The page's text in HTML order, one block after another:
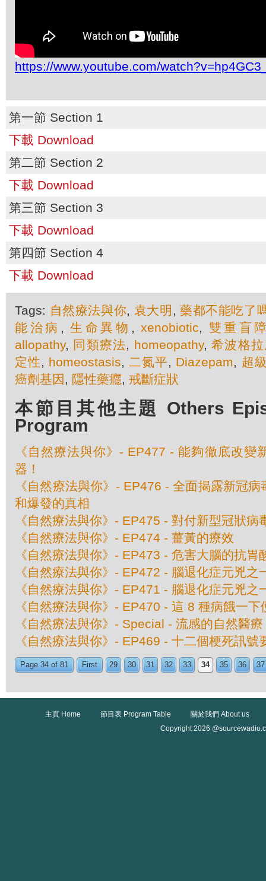
https://www.youtube.com/
第一節 Section 1
下載 Download
第二節 Section 2
下載 Download
第三節 Section 3
下載 Download
第四節 Section 4
下載 Download
Tags: 自然療法與你, 袁大明 ,藥都不能吃了
能治病 ,生命異物 ,xenobiotic, 雙重盲
allopathy, 同類療法, homeopathy,希波格
定性, homeostasis,二氮平, Diazepam, 超
癌劑基因 , 隱性藥癮, 戒斷症狀
本節目其他主題 Others
Program
《自然療法與你》- EP477 - 能夠徹底改變
器！
《自然療法與你》- EP476 - 全面揭露新冠
和爆發的真相
《自然療法與你》- EP475 - 對付新型冠狀病
《自然療法與你》- EP474 - 薑黃的療效
《自然療法與你》- EP473 - 危害大腦的抗胃
《自然療法與你》- EP472 - 腦退化症元兇之
《自然療法與你》- EP471 - 腦退化症元兇之
《自然療法與你》- EP470 - 這 8 種病餓一下
《自然療法與你》- Special - 流感的自然醫療
《自然療法與你》- EP469 - 十二個梗死訊號
Page 34 of 81 First 29 30 31 32 33 34 35 36 37
主頁 Home 節目表 Program Table
關於我們 About us
Copyright 2026